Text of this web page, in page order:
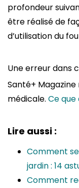
profondeur
être réalisé de
d’utilisation du
Une erreur dans
Santé+
médicale. Ce que
Lire aussi :
Comment
jardin : 14
Comment